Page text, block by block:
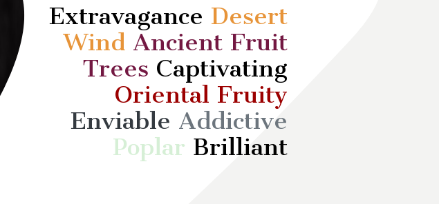
Extravagance Desert
Wind Ancient Fruit
Trees Captivating
Oriental Fruity
Enviable Addictive
Poplar Brilliant